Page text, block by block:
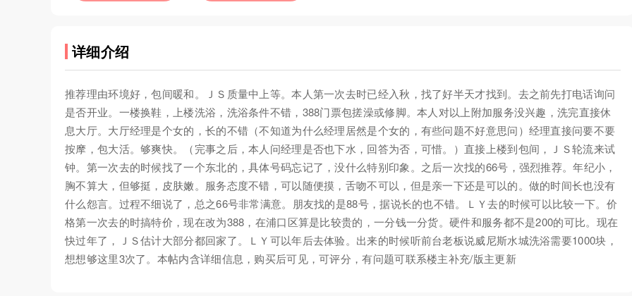
详细介绍
推荐理由环境好，包间暖和。ＪＳ质量中上等。本人第一次去时已经入秋，找了好半天才找到。去之前先打电话询问
是否开业。一楼换鞋，上楼洗浴，洗浴条件不错，388门票包搓澡或修脚。本人对以上附加服务没兴趣，洗完直接休
息大厅。大厅经理是个女的，长的不错（不知道为什么经理居然是个女的，有些问题不好意思问）经理直接问要不要
按摩，包大活。够爽快。（完事之后，本人问经理是否也下水，回答为否，可惜。）直接上楼到包间，ＪＳ轮流来试
钟。第一次去的时候找了一个东北的，具体号码忘记了，没什么特别印象。之后一次找的66号，强烈推荐。年纪小，
胸不算大，但够挺，皮肤嫩。服务态度不错，可以随便摸，舌吻不可以，但是亲一下还是可以的。做的时间长也没有
什么怨言。过程不细说了，总之66号非常满意。朋友找的是88号，据说长的也不错。ＬＹ去的时候可以比较一下。价
格第一次去的时搞特价，现在改为388，在浦口区算是比较贵的，一分钱一分货。硬件和服务都不是200的可比。现在
快过年了，ＪＳ估计大部分都回家了。ＬＹ可以年后去体验。出来的时候听前台老板说威尼斯水城洗浴需要1000块，
想想够这里3次了。本帖内含详细信息，购买后可见，可评分，有问题可联系楼主补充/版主更新